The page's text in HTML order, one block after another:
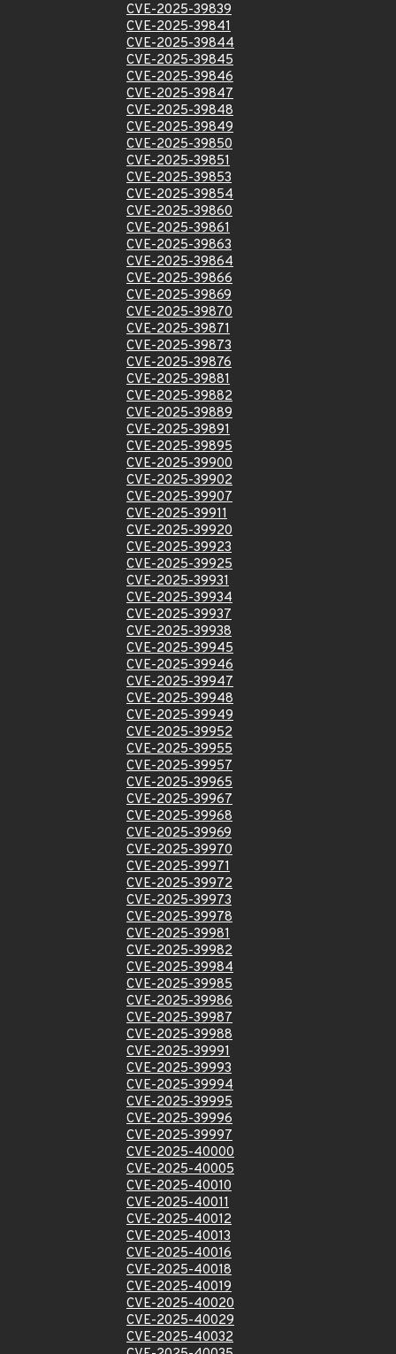
CVE-2025-39839
CVE-2025-39841
CVE-2025-39844
CVE-2025-39845
CVE-2025-39846
CVE-2025-39847
CVE-2025-39848
CVE-2025-39849
CVE-2025-39850
CVE-2025-39851
CVE-2025-39853
CVE-2025-39854
CVE-2025-39860
CVE-2025-39861
CVE-2025-39863
CVE-2025-39864
CVE-2025-39866
CVE-2025-39869
CVE-2025-39870
CVE-2025-39871
CVE-2025-39873
CVE-2025-39876
CVE-2025-39881
CVE-2025-39882
CVE-2025-39889
CVE-2025-39891
CVE-2025-39895
CVE-2025-39900
CVE-2025-39902
CVE-2025-39907
CVE-2025-39911
CVE-2025-39920
CVE-2025-39923
CVE-2025-39925
CVE-2025-39931
CVE-2025-39934
CVE-2025-39937
CVE-2025-39938
CVE-2025-39945
CVE-2025-39946
CVE-2025-39947
CVE-2025-39948
CVE-2025-39949
CVE-2025-39952
CVE-2025-39955
CVE-2025-39957
CVE-2025-39965
CVE-2025-39967
CVE-2025-39968
CVE-2025-39969
CVE-2025-39970
CVE-2025-39971
CVE-2025-39972
CVE-2025-39973
CVE-2025-39978
CVE-2025-39981
CVE-2025-39982
CVE-2025-39984
CVE-2025-39985
CVE-2025-39986
CVE-2025-39987
CVE-2025-39988
CVE-2025-39991
CVE-2025-39993
CVE-2025-39994
CVE-2025-39995
CVE-2025-39996
CVE-2025-39997
CVE-2025-40000
CVE-2025-40005
CVE-2025-40010
CVE-2025-40011
CVE-2025-40012
CVE-2025-40013
CVE-2025-40016
CVE-2025-40018
CVE-2025-40019
CVE-2025-40020
CVE-2025-40029
CVE-2025-40032